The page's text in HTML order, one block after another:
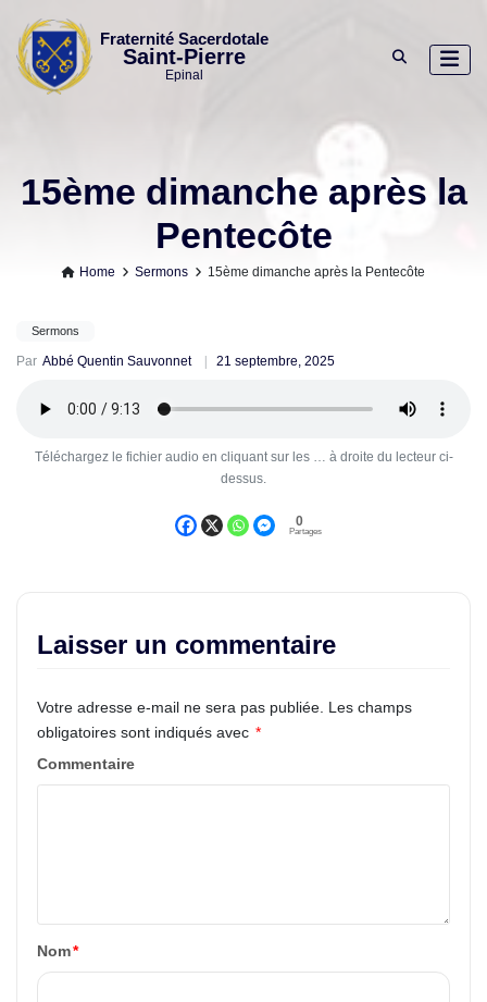
content
Fraternité Sacerdotale
Saint-Pierre
Epinal
15ème dimanche après la
Pentecôte
Home Sermons 15ème dimanche après la Pentecôte
Sermons
Par Abbé Quentin Sauvonnet 21 septembre, 2025
Téléchargez le fichier audio en cliquant sur les … à droite du lecteur ci-
dessus.
0
Partages
Laisser un commentaire
Votre adresse e-mail ne sera pas publiée.
Les champs
obligatoires sont indiqués avec *
Commentaire
Nom*